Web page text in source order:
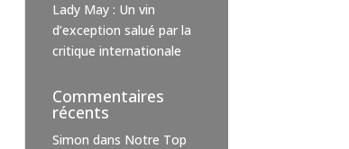
Lady May : Un vin
d’exception salué par la
critique internationale
Commentaires
récents
Simon dans Notre Top